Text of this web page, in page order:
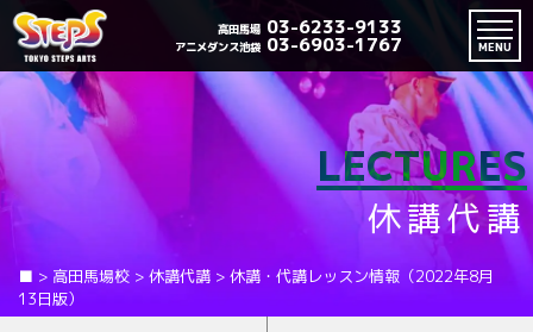
高田馬場 03-6233-9133
アニメダンス池袋 03-6903-1767 MENU
LECTURES
休講代講
■ > 高田馬場校 > 休講代講 > 休講・代講レッスン情報（2022年8月
13日版）